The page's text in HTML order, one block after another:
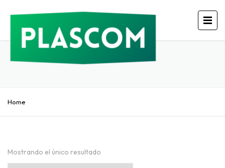
Home
Mostrando el único resultado